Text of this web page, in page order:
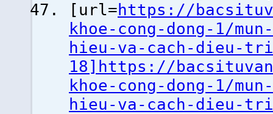
[url=https://
khoe-cong-dong-1/
hieu-va-cach-dieu-
18]https://
khoe-cong-dong-1/
hieu-va-cach-dieu-